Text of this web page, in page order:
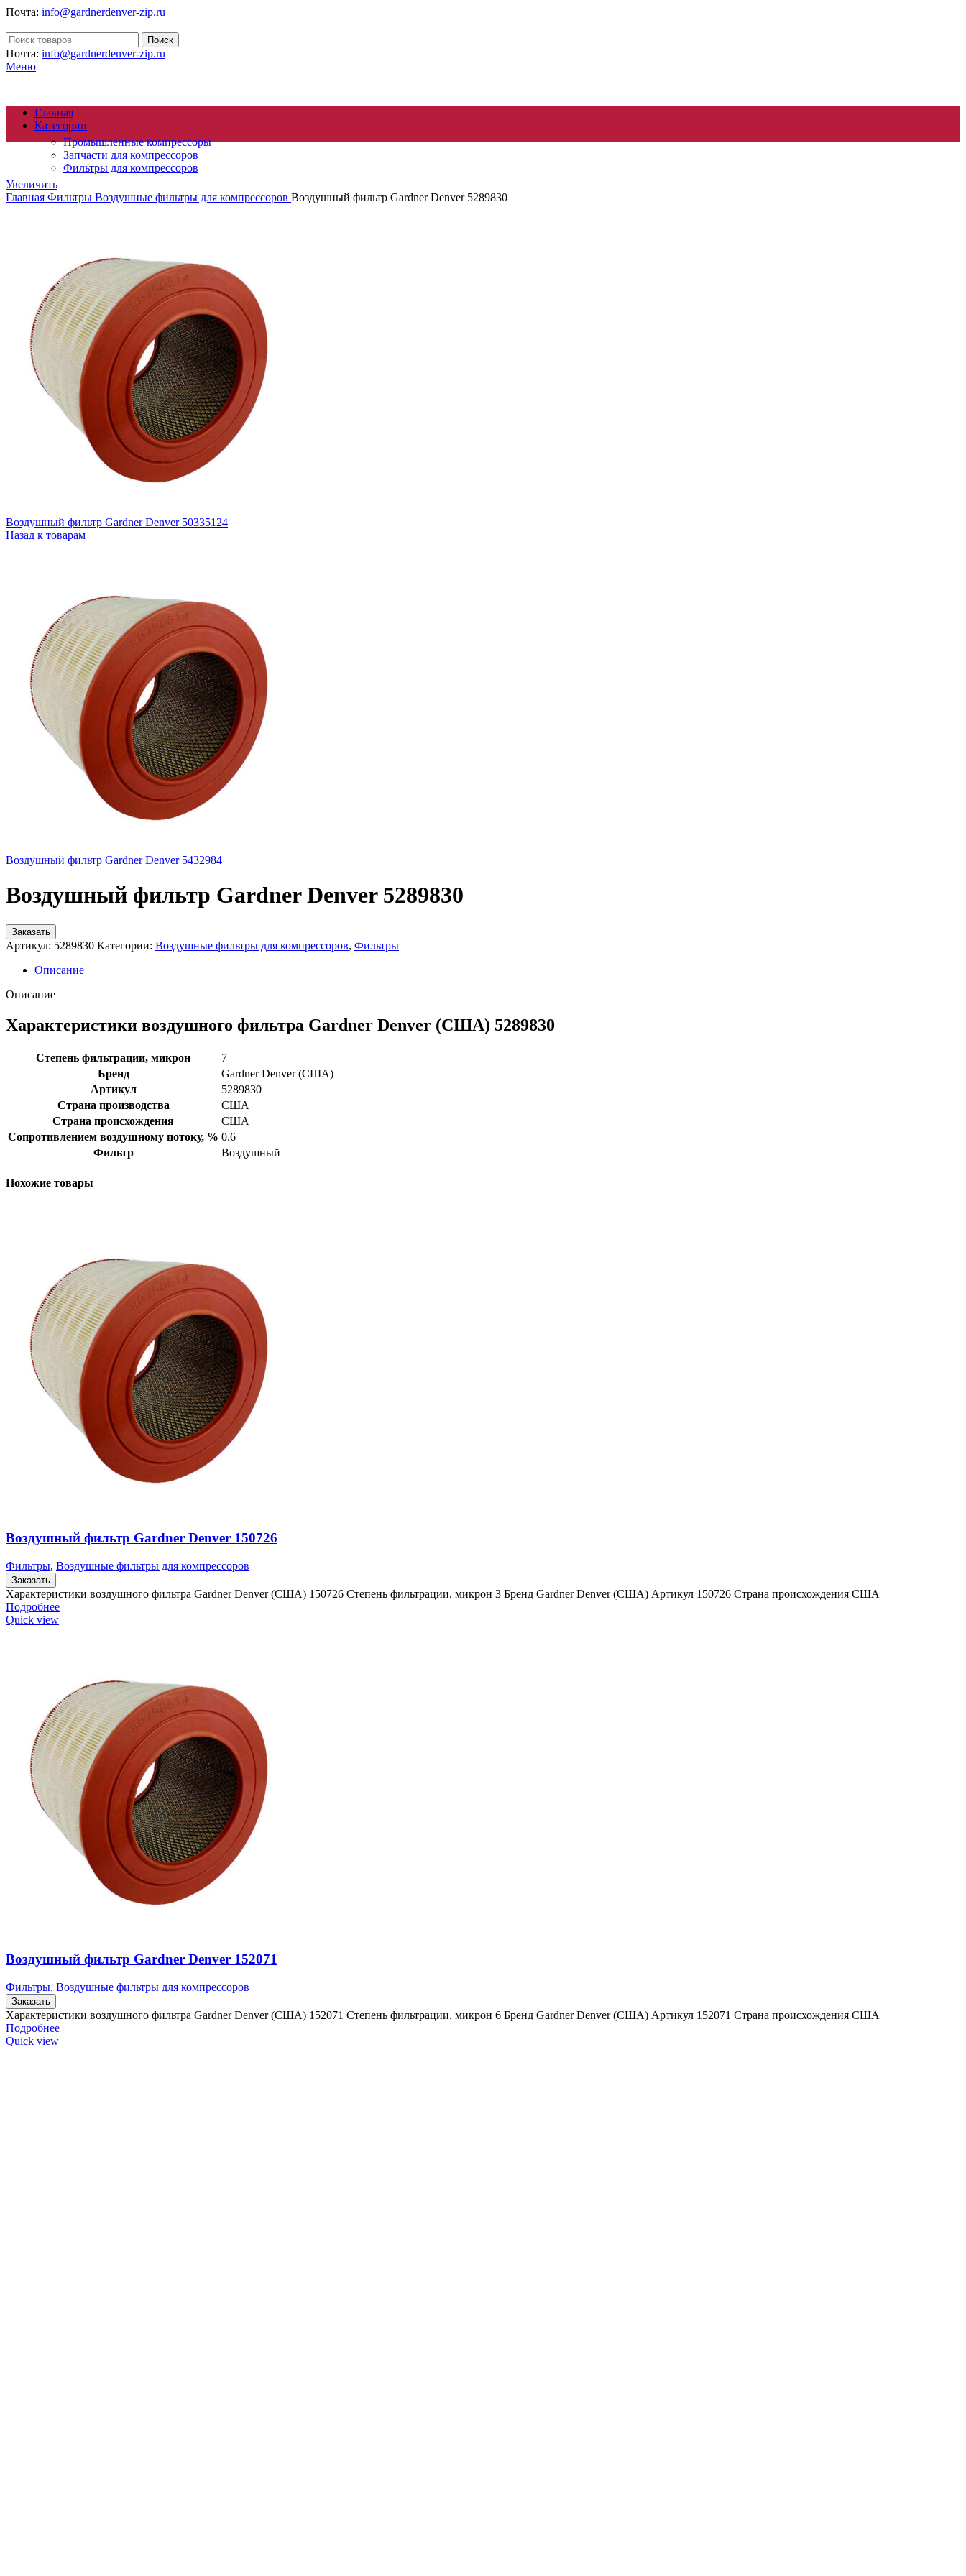
Почта: info@gardnerdenver-zip.ru
Поиск
Почта: info@gardnerdenver-zip.ru
Меню
Главная
Категории
Промышленные компрессоры
Запчасти для компрессоров
Фильтры для компрессоров
Генераторы азота
Циклонные сепараторы
Магистральные фильтры
Компрессорное масло
Гидравлические фильтры
Разделение конденсата
О компании
Контакты
Увеличить
Главная Фильтры Воздушные фильтры для компрессоров Воздушный фильтр Gardner Denver 5289830
Воздушный фильтр Gardner Denver 50335124
Назад к товарам
Воздушный фильтр Gardner Denver 5432984
Воздушный фильтр Gardner Denver 5289830
Заказать
Артикул: 5289830 Категории: Воздушные фильтры для компрессоров, Фильтры
Описание
Описание
Характеристики воздушного фильтра Gardner Denver (США) 5289830
Степень фильтрации, микрон
7
Бренд
Gardner Denver (США)
Артикул
5289830
Страна производства
США
Страна происхождения
США
Сопротивлением воздушному потоку, % 0.6
Фильтр
Воздушный
Похожие товары
Воздушный фильтр Gardner Denver 150726
Фильтры, Воздушные фильтры для компрессоров
Заказать
Характеристики воздушного фильтра Gardner Denver (США) 150726 Степень фильтрации, микрон 3 Бренд Gardner Denver (США) Артикул 150726 Страна происхождения США
Подробнее
Quick view
Воздушный фильтр Gardner Denver 152071
Фильтры, Воздушные фильтры для компрессоров
Заказать
Характеристики воздушного фильтра Gardner Denver (США) 152071 Степень фильтрации, микрон 6 Бренд Gardner Denver (США) Артикул 152071 Страна происхождения США
Подробнее
Quick view